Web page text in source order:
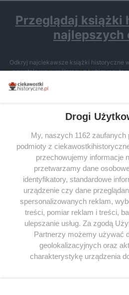
Przeglądaj książki
najlepszych
Odkryj najciekawsze książki historyczne
powstała we współpracy z
tytułów najwyżej ocenianych
SERWIS
SPOŁECZNOŚĆ
WSPÓŁPRACA
KONTAKT
ODWIEDŹ RÓWNIEŻ:
Drogi
My, naszych 1162 zaufanych
podmioty z
przechowujemy informacje
przetwarzamy dane
identyfikatory, standardowe
urządzenie czy dane
spersonalizowanych reklam,
treści, pomiar reklam i treści,
ulepszanie usług. Za zgodą
Partnerzy możemy używać
geolokalizacyjnych oraz
charakterystykę urządzenia